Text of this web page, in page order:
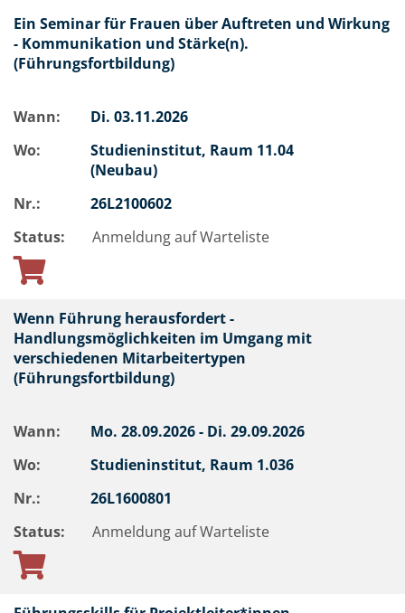
Ein Seminar für Frauen über Auftreten und Wirkung
- Kommunikation und Stärke(n).
(Führungsfortbildung)
Wann: Di. 03.11.2026
Wo:
Studieninstitut, Raum 11.04
(Neubau)
Nr.:
26L2100602
Status:
Anmeldung auf Warteliste
Wenn Führung herausfordert -
Handlungsmöglichkeiten im Umgang mit
verschiedenen Mitarbeitertypen
(Führungsfortbildung)
Wann: Mo. 28.09.2026 - Di. 29.09.2026
Wo:
Studieninstitut, Raum 1.036
Nr.:
26L1600801
Status:
Anmeldung auf Warteliste